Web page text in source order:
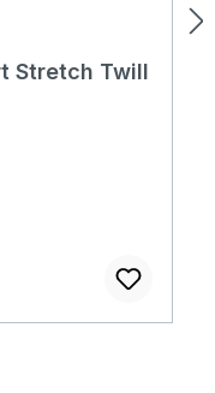
Stretch Twill